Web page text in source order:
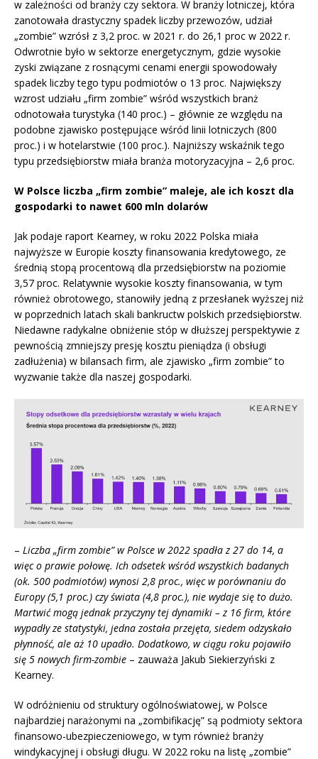
w zależności od branży czy sektora. W branży lotniczej, która
zanotowała drastyczny spadek liczby przewozów, udział
„zombie” wzrósł z 3,2 proc. w 2021 r. do 26,1 proc w 2022 r.
Odwrotnie było w sektorze energetycznym, gdzie wysokie
zyski związane z rosnącymi cenami energii spowodowały
spadek liczby tego typu podmiotów o 13 proc. Największy
wzrost udziału „firm zombie” wśród wszystkich branż
odnotowała turystyka (140 proc.) – głównie ze względu na
podobne zjawisko postępujące wśród linii lotniczych (800
proc.) i w hotelarstwie (100 proc.). Najniższy wskaźnik tego
typu przedsiębiorstw miała branża motoryzacyjna – 2,6 proc.
W Polsce liczba „firm zombie” maleje, ale ich koszt dla
gospodarki to nawet 600 mln dolarów
Jak podaje raport Kearney, w roku 2022 Polska miała
najwyższe w Europie koszty finansowania kredytowego, ze
średnią stopą procentową dla przedsiębiorstw na poziomie
3,57 proc. Relatywnie wysokie koszty finansowania, w tym
również obrotowego, stanowiły jedną z przesłanek wyższej niż
w poprzednich latach skali bankructw polskich przedsiębiorstw.
Niedawne radykalne obniżenie stóp w dłuższej perspektywie z
pewnością zmniejszy presję kosztu pieniądza (i obsługi
zadłużenia) w bilansach firm, ale zjawisko „firm zombie” to
wyzwanie także dla naszej gospodarki.
– Liczba „firm zombie” w Polsce w 2022 spadła z 27 do 14, a
więc o prawie połowę. Ich odsetek wśród wszystkich badanych
(ok. 500 podmiotów) wynosi 2,8 proc., więc w porównaniu do
Europy (5,1 proc.) czy świata (4,8 proc.), nie wydaje się to dużo.
Martwić mogą jednak przyczyny tej dynamiki – z 16 firm, które
wypadły ze statystyki, jedna została przejęta, siedem odzyskało
płynność, ale aż 10 upadło. Dodatkowo, w ciągu roku pojawiło
się 5 nowych firm-zombie – zauważa Jakub Siekierzyński z
Kearney.
W odróżnieniu od struktury ogólnoświatowej, w Polsce
najbardziej narażonymi na „zombifikację” są podmioty sektora
finansowo-ubezpieczeniowego, w tym również branży
windykacyjnej i obsługi długu. W 2022 roku na listę „zombie”